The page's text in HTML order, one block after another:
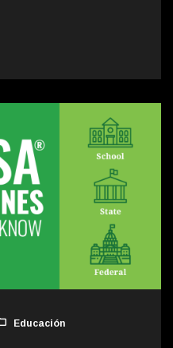
Educación